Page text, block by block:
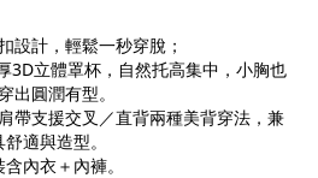
設計，輕鬆一秒穿脫；
3D立體罩杯，自然托高集中，小胸也
出圓潤有型。
帶支援交叉／直背兩種美背穿法，兼
舒適與造型。
內衣＋內褲。